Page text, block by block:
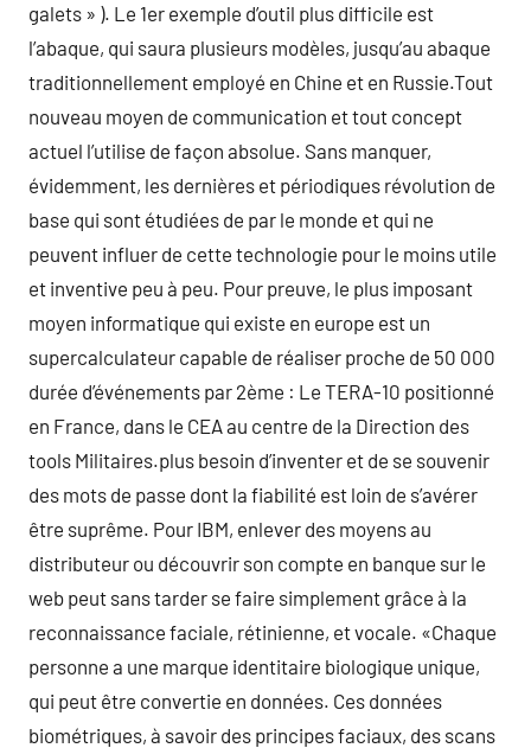
galets » ). Le 1er exemple d’outil plus difficile est
l’abaque, qui saura plusieurs modèles, jusqu’au abaque
traditionnellement employé en Chine et en Russie.Tout
nouveau moyen de communication et tout concept
actuel l’utilise de façon absolue. Sans manquer,
évidemment, les dernières et périodiques révolution de
base qui sont étudiées de par le monde et qui ne
peuvent influer de cette technologie pour le moins utile
et inventive peu à peu. Pour preuve, le plus imposant
moyen informatique qui existe en europe est un
supercalculateur capable de réaliser proche de 50 000
durée d’événements par 2ème : Le TERA-10 positionné
en France, dans le CEA au centre de la Direction des
tools Militaires.plus besoin d’inventer et de se souvenir
des mots de passe dont la fiabilité est loin de s’avérer
être suprême. Pour IBM, enlever des moyens au
distributeur ou découvrir son compte en banque sur le
web peut sans tarder se faire simplement grâce à la
reconnaissance faciale, rétinienne, et vocale. «Chaque
personne a une marque identitaire biologique unique,
qui peut être convertie en données. Ces données
biométriques, à savoir des principes faciaux, des scans